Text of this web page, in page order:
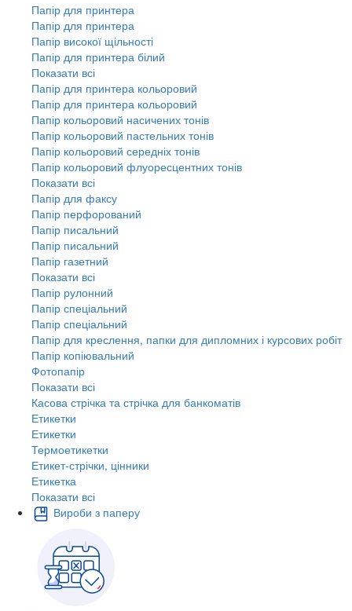
Папір для принтера
Папір для принтера
Папір високої щільності
Папір для принтера білий
Показати всі
Папір для принтера кольоровий
Папір для принтера кольоровий
Папір кольоровий насичених тонів
Папір кольоровий пастельних тонів
Папір кольоровий середніх тонів
Папір кольоровий флуоресцентних тонів
Показати всі
Папір для факсу
Папір перфорований
Папір писальний
Папір писальний
Папір газетний
Показати всі
Папір рулонний
Папір спеціальний
Папір спеціальний
Папір для креслення, папки для дипломних і курсових робіт
Папір копіювальний
Фотопапір
Показати всі
Касова стрічка та стрічка для банкоматів
Етикетки
Етикетки
Термоетикетки
Етикет-стрічки, цінники
Етикетка
Показати всі
Вироби з паперу